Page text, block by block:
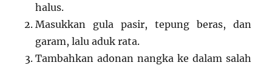
halus.
Masukkan gula pasir, tepung beras, dan
garam, lalu aduk rata.
Tambahkan adonan nangka ke dalam salah